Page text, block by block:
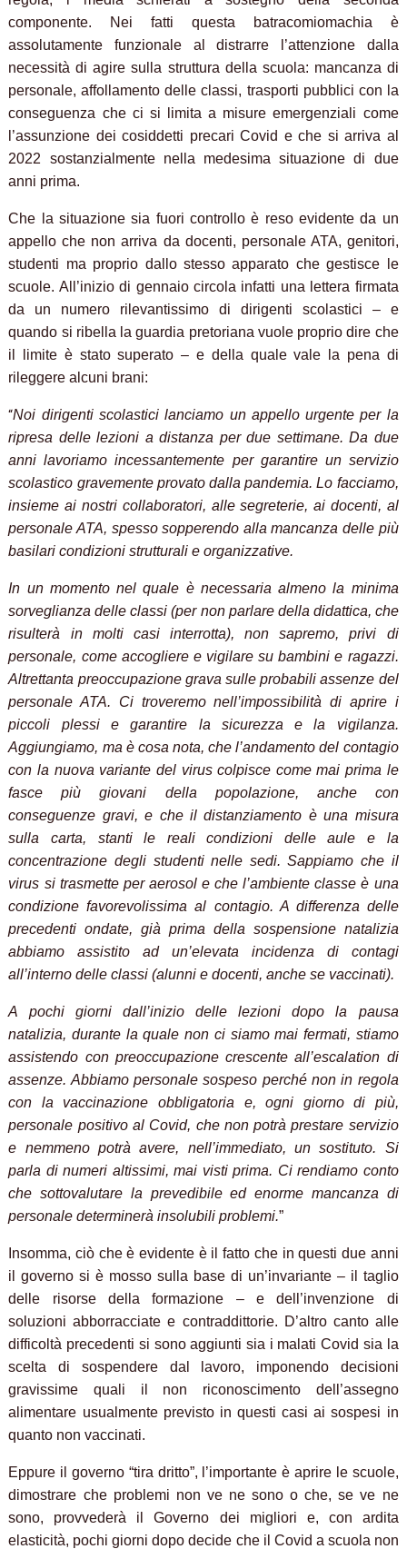
componente. Nei fatti questa batracomiomachia è
assolutamente funzionale al distrarre l’attenzione dalla
necessità di agire sulla struttura della scuola: mancanza di
personale, affollamento delle classi, trasporti pubblici con la
conseguenza che ci si limita a misure emergenziali come
l’assunzione dei cosiddetti precari Covid e che si arriva al
2022 sostanzialmente nella medesima situazione di due
anni prima.
Che la situazione sia fuori controllo è reso evidente da un
appello che non arriva da docenti, personale ATA, genitori,
studenti ma proprio dallo stesso apparato che gestisce le
scuole. All’inizio di gennaio circola infatti una lettera firmata
da un numero rilevantissimo di dirigenti scolastici – e
quando si ribella la guardia pretoriana vuole proprio dire che
il limite è stato superato – e della quale vale la pena di
rileggere alcuni brani:
“Noi dirigenti scolastici lanciamo un appello urgente per la
ripresa delle lezioni a distanza per due settimane. Da due
anni lavoriamo incessantemente per garantire un servizio
scolastico gravemente provato dalla pandemia. Lo facciamo,
insieme ai nostri collaboratori, alle segreterie, ai docenti, al
personale ATA, spesso sopperendo alla mancanza delle più
basilari condizioni strutturali e organizzative.
In un momento nel quale è necessaria almeno la minima
sorveglianza delle classi (per non parlare della didattica, che
risulterà in molti casi interrotta), non sapremo, privi di
personale, come accogliere e vigilare su bambini e ragazzi.
Altrettanta preoccupazione grava sulle probabili assenze del
personale ATA. Ci troveremo nell’impossibilità di aprire i
piccoli plessi e garantire la sicurezza e la vigilanza.
Aggiungiamo, ma è cosa nota, che l’andamento del contagio
con la nuova variante del virus colpisce come mai prima le
fasce più giovani della popolazione, anche con
conseguenze gravi, e che il distanziamento è una misura
sulla carta, stanti le reali condizioni delle aule e la
concentrazione degli studenti nelle sedi. Sappiamo che il
virus si trasmette per aerosol e che l’ambiente classe è una
condizione favorevolissima al contagio. A differenza delle
precedenti ondate, già prima della sospensione natalizia
abbiamo assistito ad un’elevata incidenza di contagi
all’interno delle classi (alunni e docenti, anche se vaccinati).
A pochi giorni dall’inizio delle lezioni dopo la pausa
natalizia, durante la quale non ci siamo mai fermati, stiamo
assistendo con preoccupazione crescente all’escalation di
assenze. Abbiamo personale sospeso perché non in regola
con la vaccinazione obbligatoria e, ogni giorno di più,
personale positivo al Covid, che non potrà prestare servizio
e nemmeno potrà avere, nell’immediato, un sostituto. Si
parla di numeri altissimi, mai visti prima. Ci rendiamo conto
che sottovalutare la prevedibile ed enorme mancanza di
personale determinerà insolubili problemi.”
Insomma, ciò che è evidente è il fatto che in questi due anni
il governo si è mosso sulla base di un’invariante – il taglio
delle risorse della formazione – e dell’invenzione di
soluzioni abborracciate e contraddittorie. D’altro canto alle
difficoltà precedenti si sono aggiunti sia i malati Covid sia la
scelta di sospendere dal lavoro, imponendo decisioni
gravissime quali il non riconoscimento dell’assegno
alimentare usualmente previsto in questi casi ai sospesi in
quanto non vaccinati.
Eppure il governo “tira dritto”, l’importante è aprire le scuole,
dimostrare che problemi non ve ne sono o che, se ve ne
sono, provvederà il Governo dei migliori e, con ardita
elasticità, pochi giorni dopo decide che il Covid a scuola non